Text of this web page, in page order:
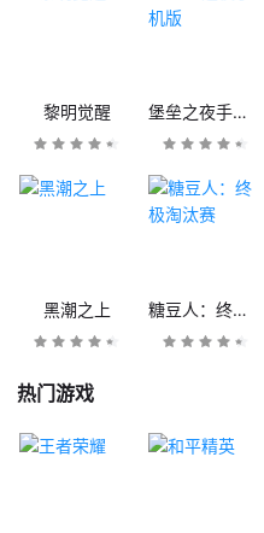
黎明觉醒 堡垒之夜手机版
黑潮之上 糖豆人：终极淘汰赛
热门游戏